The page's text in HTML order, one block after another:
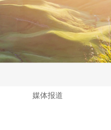
媒体报道